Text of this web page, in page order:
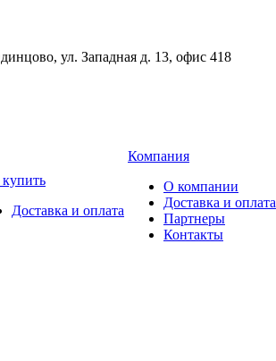
ул. Западная д. 13, офис 418
Доставка и оплата
Компания
О компании
Доставка и оплата
Партнеры
Контакты